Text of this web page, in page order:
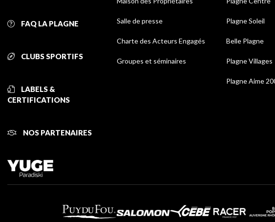
FAQ LA PLAGNE
CLUBS SPORTIFS
LABELS &
CERTIFICATIONS
NOS PARTENAIRES
Salle de presse
Charte des Acteurs Engagés
Groupes et séminaires
Plagne Soleil
Belle Plagne
Plagne Villages
Plagne Aime